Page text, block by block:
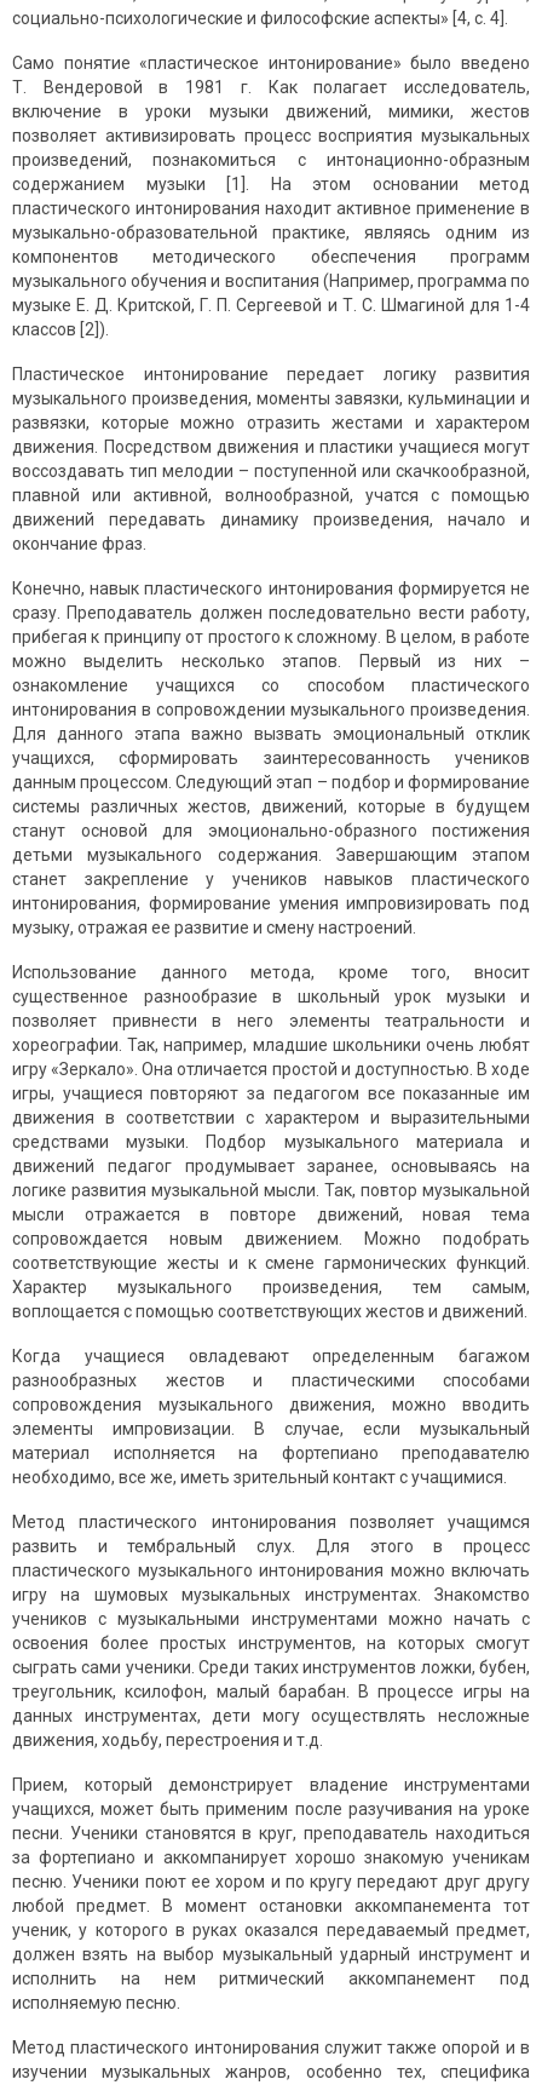
социально-психологические и философские аспекты» [4, с. 4].
Само понятие «пластическое интонирование» было введено
Т. Вендеровой в 1981 г. Как полагает исследователь,
включение в уроки музыки движений, мимики, жестов
позволяет активизировать процесс восприятия музыкальных
произведений, познакомиться с интонационно-образным
содержанием музыки [1]. На этом основании метод
пластического интонирования находит активное применение в
музыкально-образовательной практике, являясь одним из
компонентов методического обеспечения программ
музыкального обучения и воспитания (Например, программа по
музыке Е. Д. Критской, Г. П. Сергеевой и Т. С. Шмагиной для 1-4
классов [2]).
Пластическое интонирование передает логику развития
музыкального произведения, моменты завязки, кульминации и
развязки, которые можно отразить жестами и характером
движения. Посредством движения и пластики учащиеся могут
воссоздавать тип мелодии – поступенной или скачкообразной,
плавной или активной, волнообразной, учатся с помощью
движений передавать динамику произведения, начало и
окончание фраз.
Конечно, навык пластического интонирования формируется не
сразу. Преподаватель должен последовательно вести работу,
прибегая к принципу от простого к сложному. В целом, в работе
можно выделить несколько этапов. Первый из них –
ознакомление учащихся со способом пластического
интонирования в сопровождении музыкального произведения.
Для данного этапа важно вызвать эмоциональный отклик
учащихся, сформировать заинтересованность учеников
данным процессом. Следующий этап – подбор и формирование
системы различных жестов, движений, которые в будущем
станут основой для эмоционально-образного постижения
детьми музыкального содержания. Завершающим этапом
станет закрепление у учеников навыков пластического
интонирования, формирование умения импровизировать под
музыку, отражая ее развитие и смену настроений.
Использование данного метода, кроме того, вносит
существенное разнообразие в школьный урок музыки и
позволяет привнести в него элементы театральности и
хореографии. Так, например, младшие школьники очень любят
игру «Зеркало». Она отличается простой и доступностью. В ходе
игры, учащиеся повторяют за педагогом все показанные им
движения в соответствии с характером и выразительными
средствами музыки. Подбор музыкального материала и
движений педагог продумывает заранее, основываясь на
логике развития музыкальной мысли. Так, повтор музыкальной
мысли отражается в повторе движений, новая тема
сопровождается новым движением. Можно подобрать
соответствующие жесты и к смене гармонических функций.
Характер музыкального произведения, тем самым,
воплощается с помощью соответствующих жестов и движений.
Когда учащиеся овладевают определенным багажом
разнообразных жестов и пластическими способами
сопровождения музыкального движения, можно вводить
элементы импровизации. В случае, если музыкальный
материал исполняется на фортепиано преподавателю
необходимо, все же, иметь зрительный контакт с учащимися.
Метод пластического интонирования позволяет учащимся
развить и тембральный слух. Для этого в процесс
пластического музыкального интонирования можно включать
игру на шумовых музыкальных инструментах. Знакомство
учеников с музыкальными инструментами можно начать с
освоения более простых инструментов, на которых смогут
сыграть сами ученики. Среди таких инструментов ложки, бубен,
треугольник, ксилофон, малый барабан. В процессе игры на
данных инструментах, дети могу осуществлять несложные
движения, ходьбу, перестроения и т.д.
Прием, который демонстрирует владение инструментами
учащихся, может быть применим после разучивания на уроке
песни. Ученики становятся в круг, преподаватель находиться
за фортепиано и аккомпанирует хорошо знакомую ученикам
песню. Ученики поют ее хором и по кругу передают друг другу
любой предмет. В момент остановки аккомпанемента тот
ученик, у которого в руках оказался передаваемый предмет,
должен взять на выбор музыкальный ударный инструмент и
исполнить на нем ритмический аккомпанемент под
исполняемую песню.
Метод пластического интонирования служит также опорой и в
изучении музыкальных жанров, особенно тех, специфика